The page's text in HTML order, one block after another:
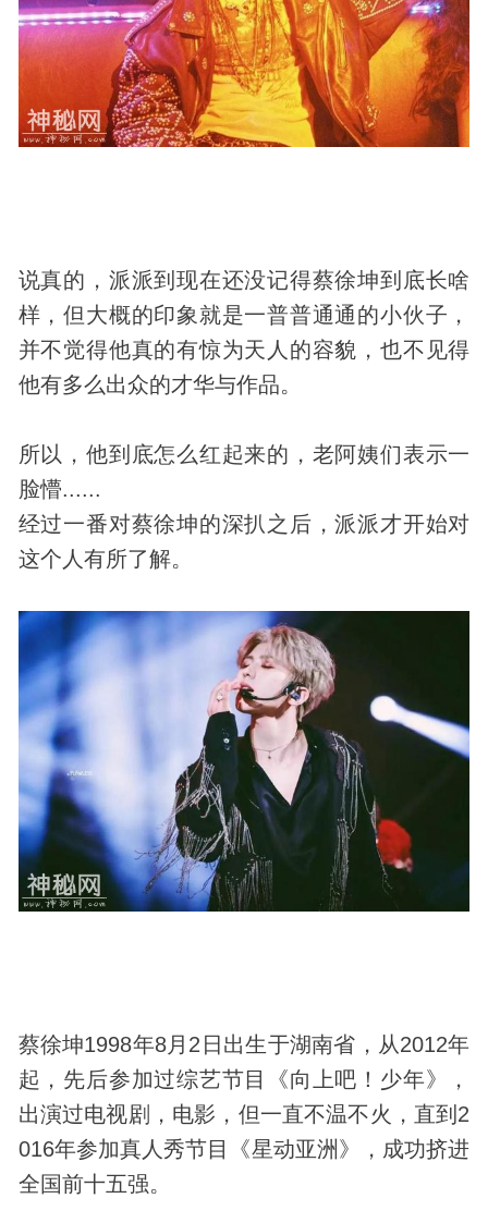
说真的，派派到现在还没记得蔡徐坤到底长啥
样，但大概的印象就是一普普通通的小伙子，
并不觉得他真的有惊为天人的容貌，也不见得
他有多么出众的才华与作品。
所以，他到底怎么红起来的，老阿姨们表示一
脸懵......
经过一番对蔡徐坤的深扒之后，派派才开始对
这个人有所了解。
蔡徐坤1998年8月2日出生于湖南省，从2012年
起，先后参加过综艺节目《向上吧！少年》，
出演过电视剧，电影，但一直不温不火，直到2
016年参加真人秀节目《星动亚洲》，成功挤进
全国前十五强。